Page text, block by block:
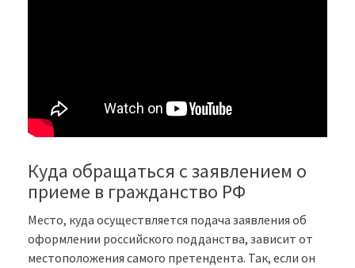
Куда обращаться с заявлением о
приеме в гражданство РФ
Место, куда осуществляется подача заявления об
оформлении российского подданства, зависит от
местоположения самого претендента. Так, если он